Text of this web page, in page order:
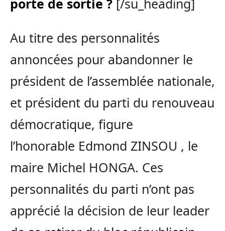
porte de sortie ? [/su_heading]
Au titre des personnalités
annoncées pour abandonner le
président de l’assemblée nationale,
et président du parti du renouveau
démocratique, figure
l’honorable Edmond ZINSOU , le
maire Michel HONGA. Ces
personnalités du parti n’ont pas
apprécié la décision de leur leader